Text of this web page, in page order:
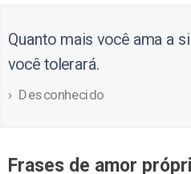
Quanto mais você ama a
você tolerará.
Desconhecido
Frases de amor